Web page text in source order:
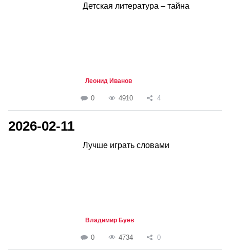
Детская литература – тайна
Леонид Иванов
0 4910 4
2026-02-11
Лучше играть словами
Владимир Буев
0 4734 0